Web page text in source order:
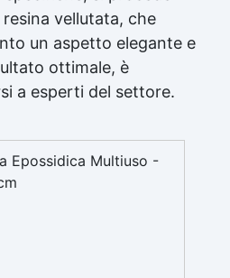
vellutata, che
un aspetto elegante e
ottimale, è
a esperti del settore.